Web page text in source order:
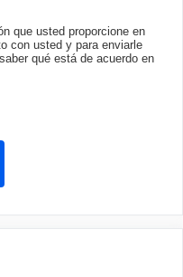
que usted proporcione en
con usted y para enviarle
qué está de acuerdo en